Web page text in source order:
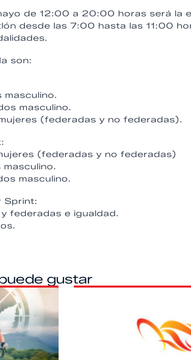
de 12:00 a 20:00 horas será la
desde las 7:00 hasta las 11:00
son:
masculino.
(federadas y no federadas).
(federadas y no federadas)
masculino.
Sprint:
federadas e igualdad.
gustar